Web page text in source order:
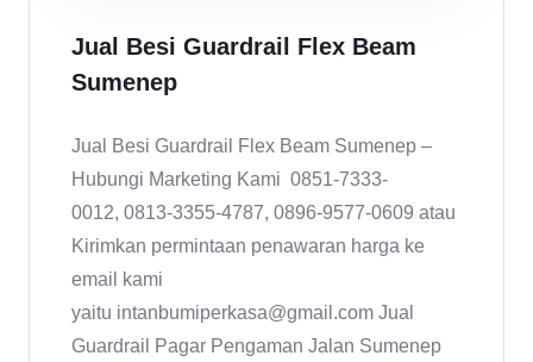
Jual Besi Guardrail Flex Beam
Sumenep
Jual Besi Guardrail Flex Beam Sumenep –
Hubungi Marketing Kami 0851-7333-
0012, 0813-3355-4787, 0896-9577-0609 atau
Kirimkan permintaan penawaran harga ke
email kami
yaitu intanbumiperkasa@gmail.com Jual
Guardrail Pagar Pengaman Jalan Sumenep